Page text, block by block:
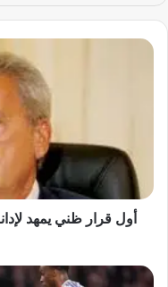
أ
ن
ه
أول قرار ظني يمهد
ر